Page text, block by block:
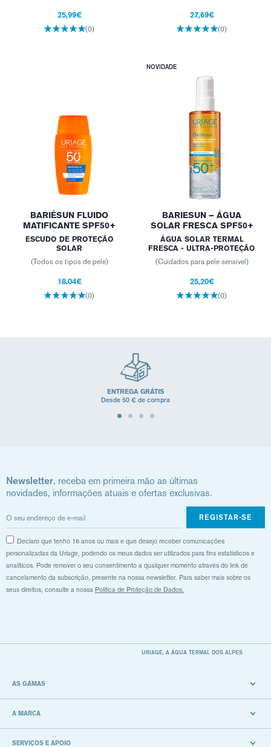
25,99€
(0)
27,69€
(0)
BARIÉSUN FLUIDO
MATIFICANTE SPF50+
ESCUDO DE PROTEÇÃO
SOLAR
(Todos os tipos de pele)
18,04€
(0)
NOVIDADE
BARIESUN – ÁGUA
SOLAR FRESCA SPF50+
ÁGUA SOLAR TERMAL
FRESCA - ULTRA-PROTEÇÃO
(Cuidados para pele sensível)
25,20€
(0)
ENTREGA GRÁTIS
Desde 50 € de compra
Newsletter, receba em primeira mão as últimas
novidades, informações atuais e ofertas exclusivas.
REGISTAR-SE
Declaro que tenho 16 anos ou mais e que desejo receber comunicações
personalizadas da Uriage, podendo os meus dados ser utilizados para fins estatísticos e
analíticos. Pode remover o seu consentimento a qualquer momento através do link de
cancelamento da subscrição, presente na nossa newsletter. Para saber mais sobre os
seus direitos, consulte a nossa Política de Proteção de Dados.
URIAGE, A ÁGUA TERMAL DOS ALPES
AS GAMAS
A MARCA
SERVIÇOS E APOIO